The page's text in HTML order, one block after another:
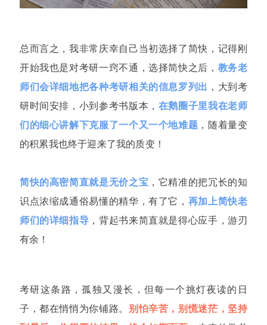
总而言之，我非常庆幸自己当初选择了简快，记得刚
开始我也是对考研一窍不通，选择简快之后， 教务老
师们会详细地把各种考研相关的信息罗列出 ，大到考
研时间安排，小到参考书版本， 在鹅圈子里我在老师
们的细心讲解下克服了一个又一个地难题 ，随着量变
的积累我也终于迎来了我的质变！
简快的高密简直就是无价之宝 ，它精准的把冗长的知
识点浓缩成通俗易懂的精华，有了它， 再加上简快老
师们的详细指导 ，背起书来简直就是得心应手，游刃
有余！
考研这条路，孤独又漫长，但每一个挑灯夜读的日
子，都在悄悄为你铺路。 别怕辛苦，别慌迷茫，坚持